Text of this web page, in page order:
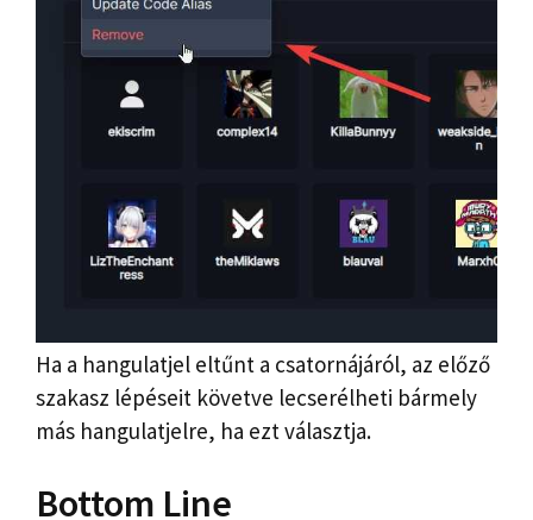
Ha a hangulatjel eltűnt a csatornájáról, az előző
szakasz lépéseit követve lecserélheti bármely
más hangulatjelre, ha ezt választja.
Bottom Line